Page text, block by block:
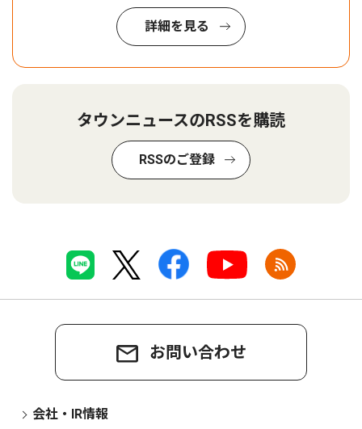
詳細を見る
タウンニュースのRSSを購読
RSSのご登録
お問い合わせ
会社・IR情報